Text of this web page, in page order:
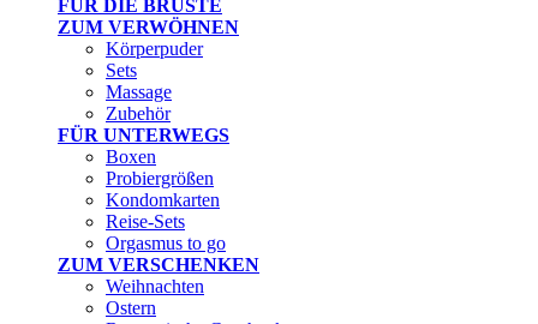
FÜR DIE BRÜSTE
ZUM VERWÖHNEN
Körperpuder
Sets
Massage
Zubehör
FÜR UNTERWEGS
Boxen
Probiergrößen
Kondomkarten
Reise-Sets
Orgasmus to go
ZUM VERSCHENKEN
Weihnachten
Ostern